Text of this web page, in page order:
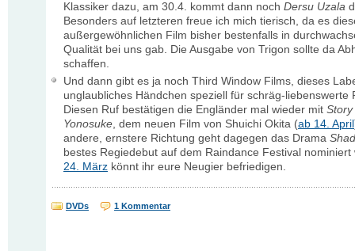
Klassiker dazu, am 30.4. kommt dann noch Dersu Uzala
Besonders auf letzteren freue ich mich tierisch, da es
außergewöhnlichen Film bisher bestenfalls in
Qualität bei uns gab. Die Ausgabe von Trigon sollte da
schaffen.
Und dann gibt es ja noch Third Window Films, dieses
unglaubliches Händchen speziell für schräg-liebenswerte
Diesen Ruf bestätigen die Engländer mal wieder mit Story
Yonosuke, dem neuen Film von Shuichi Okita (ab 14. April
andere, ernstere Richtung geht dagegen das Drama
bestes Regiedebut auf dem Raindance Festival
24. März könnt ihr eure Neugier befriedigen.
DVDs 1 Kommentar